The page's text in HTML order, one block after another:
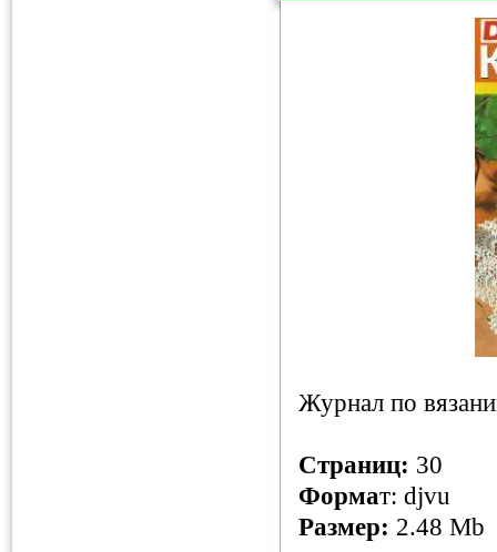
Журнал по
Страниц: 30
Формат: djvu
Размер: 2.48 Mb